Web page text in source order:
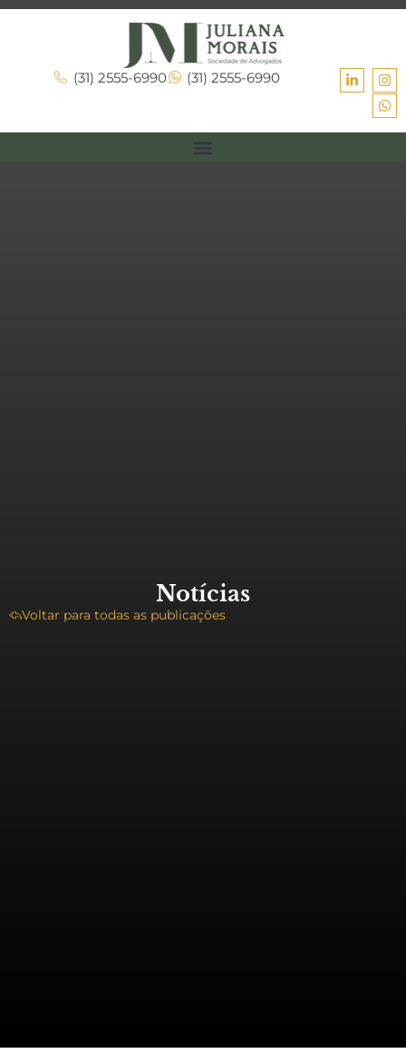
(31) 2555-6990 (31) 2555-6990
Notícias
Voltar para todas as publicações